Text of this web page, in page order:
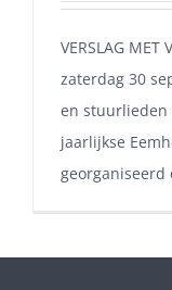
VERSLAG MET
zaterdag 30
en stuurlieden
jaarlijkse
georganiseerd